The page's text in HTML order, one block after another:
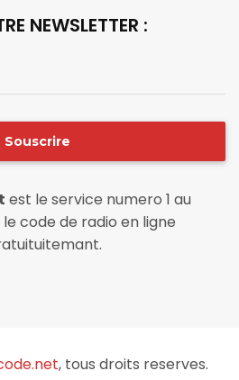
NEWSLETTER :
Souscrire
est le service numero 1 au
code de radio en ligne
, tous droits reserves.